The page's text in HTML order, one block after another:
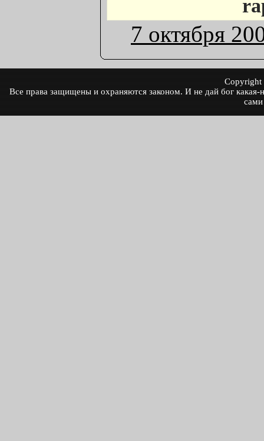
7 октября
Все права защищены и охраняются законом. И не дай бог какая-
сами